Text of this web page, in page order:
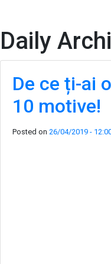
Daily
De ce ți-ai
10 motive!
Posted on 26/04/2019 -